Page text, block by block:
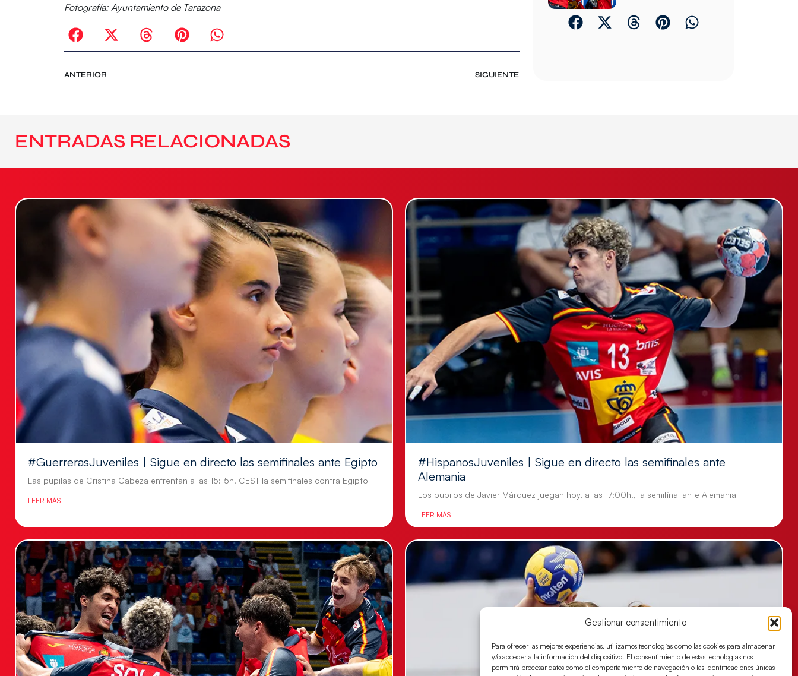
Gestionar consentimiento
Para ofrecer las mejores experiencias, utilizamos tecnologías como las cookies para almacenar
y/o acceder a la información del dispositivo. El consentimiento de estas tecnologías nos
permitirá procesar datos como el comportamiento de navegación o las identificaciones únicas
Fotografía: Ayuntamiento de Tarazona
ANTERIOR SIGUIENTE
ENTRADAS RELACIONADAS
#GuerrerasJuveniles | Sigue en directo las semifinales ante Egipto
Las pupilas de Cristina Cabeza enfrentan a las 15:15h. CEST la semifinales contra Egipto
LEER MÁS
#HispanosJuveniles | Sigue en directo las semifinales ante
Alemania
Los pupilos de Javier Márquez juegan hoy, a las 17:00h., la semifinal ante Alemania
LEER MÁS